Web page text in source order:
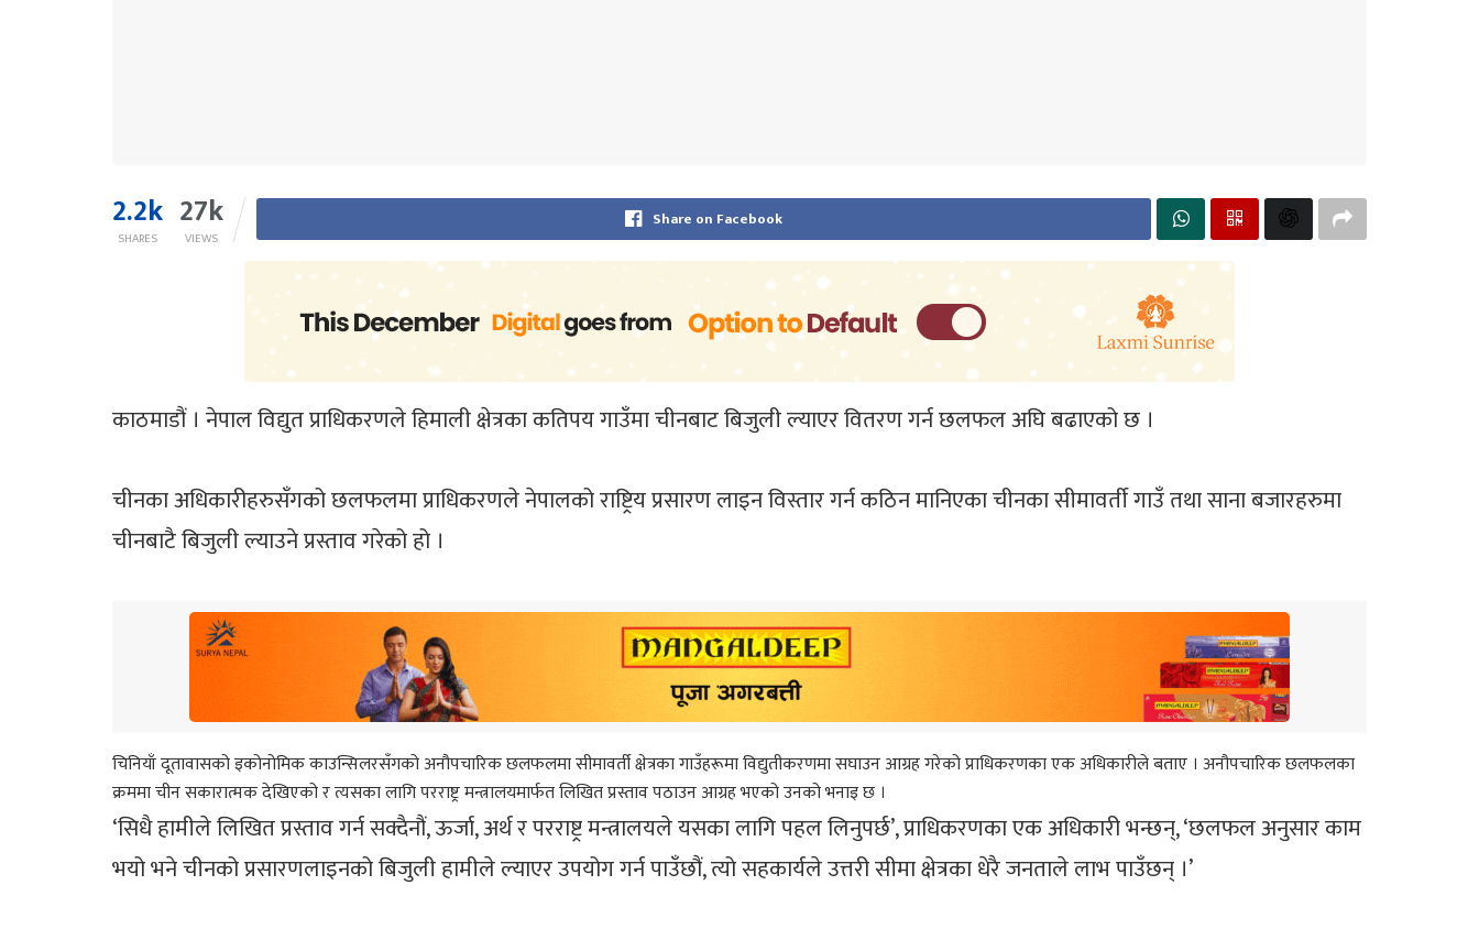
2.2k
SHARES
27k
VIEWS
Share on Facebook
काठमाडौं । नेपाल विद्युत प्राधिकरणले हिमाली क्षेत्रका कतिपय गाउँमा चीनबाट बिजुली ल्याएर वितरण गर्न छलफल अघि बढाएको छ ।
चीनका अधिकारीहरुसँगको छलफलमा प्राधिकरणले नेपालको राष्ट्रिय प्रसारण लाइन विस्तार गर्न कठिन मानिएका चीनका सीमावर्ती गाउँ तथा साना बजारहरुमा
चीनबाटै बिजुली ल्याउने प्रस्ताव गरेको हो ।
चिनियाँ दूतावासको इकोनोमिक काउन्सिलरसँगको अनौपचारिक छलफलमा सीमावर्ती क्षेत्रका गाउँहरूमा विद्युतीकरणमा सघाउन आग्रह गरेको प्राधिकरणका एक अधिकारीले बताए । अनौपचारिक छलफलका
क्रममा चीन सकारात्मक देखिएको र त्यसका लागि परराष्ट्र मन्त्रालयमार्फत लिखित प्रस्ताव पठाउन आग्रह भएको उनको भनाइ छ ।
‘सिधै हामीले लिखित प्रस्ताव गर्न सक्दैनौं, ऊर्जा, अर्थ र परराष्ट्र मन्त्रालयले यसका लागि पहल लिनुपर्छ’, प्राधिकरणका एक अधिकारी भन्छन्, ‘छलफल अनुसार काम
भयो भने चीनको प्रसारणलाइनको बिजुली हामीले ल्याएर उपयोग गर्न पाउँछौं, त्यो सहकार्यले उत्तरी सीमा क्षेत्रका धेरै जनताले लाभ पाउँछन् ।’